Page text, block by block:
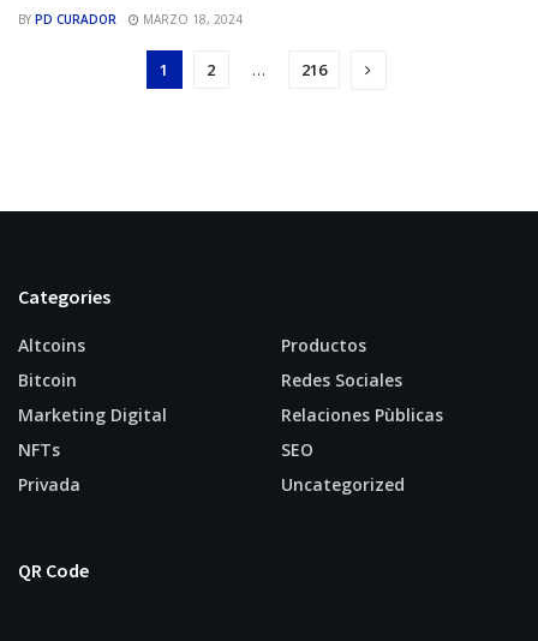
BY PD CURADOR MARZO 18, 2024
1 2 … 216
Categories
Altcoins
Bitcoin
Marketing Digital
NFTs
Privada
Productos
Redes Sociales
Relaciones Pùblicas
SEO
Uncategorized
QR Code